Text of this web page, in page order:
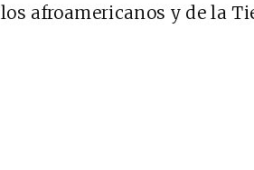
afroamericanos y de la